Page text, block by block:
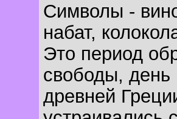
Символы -
набат,
Это период
свободы,
древней